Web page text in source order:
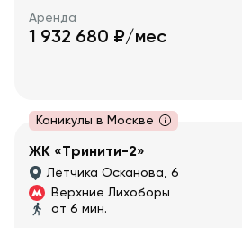
Аренда
1 932 680 ₽/мес
Каникулы в Москве
ЖК «Тринити-2»
Лётчика Осканова, 6
Верхние Лихоборы
от 6 мин.